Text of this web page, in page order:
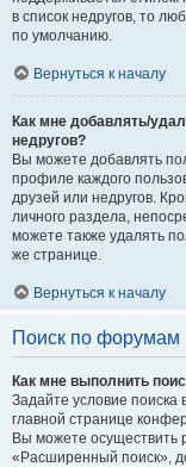
в список недругов, то
по умолчанию.
Вернуться к началу
Как мне добавлять/
недругов?
Вы можете добавлять
профиле каждого
друзей или недругов.
личного раздела,
можете также удалять
же странице.
Вернуться к началу
Поиск по форумам
Как мне выполнить
Задайте условие
главной странице
Вы можете осуществить
«Расширенный поиск»,